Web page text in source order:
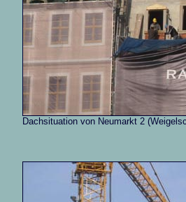
Dachsituation von Neumarkt 2